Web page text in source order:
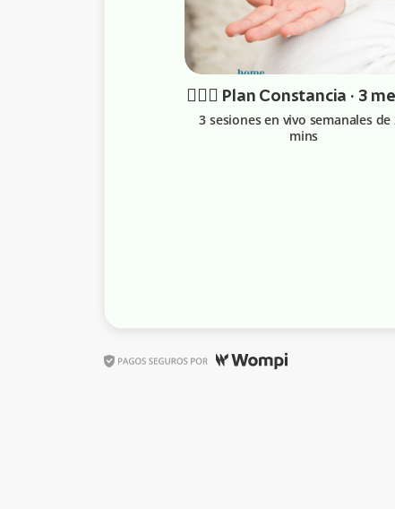
🧘🏼‍♂️ Plan Constancia · 3
3 sesiones en vivo semanales de
mins